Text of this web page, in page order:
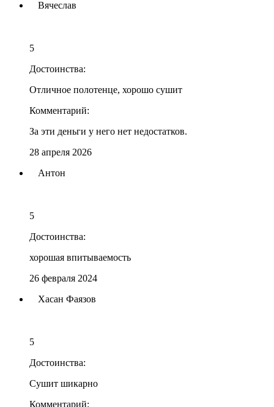
Вячеслав
5
Достоинства:
Отличное полотенце, хорошо сушит
Комментарий:
За эти деньги у него нет недостатков.
28 апреля 2026
Антон
5
Достоинства:
хорошая впитываемость
26 февраля 2024
Хасан Фаязов
5
Достоинства:
Сушит шикарно
Комментарий: